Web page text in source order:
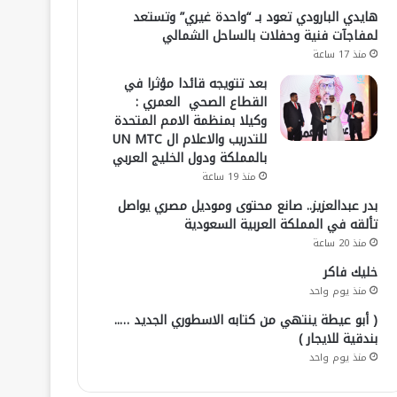
هايدي البارودي تعود بـ “واحدة غيري” وتستعد
لمفاجآت فنية وحفلات بالساحل الشمالي
منذ 17 ساعة
بعد تتويجه قائدا مؤثرا في
القطاع الصحي العمري :
وكيلا بمنظمة الامم المتحدة
للتدريب والاعلام ال UN MTC
بالمملكة ودول الخليج العربي
منذ 19 ساعة
بدر عبدالعزيز.. صانع محتوى وموديل مصري يواصل
تألقه في المملكة العربية السعودية
منذ 20 ساعة
خليك فاكر
منذ يوم واحد
( أبو عيطة ينتهي من كتابه الاسطوري الجديد …..
بندقية للايجار )
منذ يوم واحد